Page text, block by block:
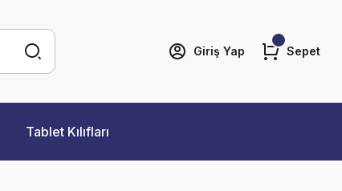
Giriş Yap Sepet
Tablet Kılıfları